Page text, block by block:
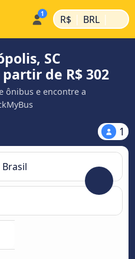
R$ | BRL |
SC
de R$ 302
ônibus e encontre a
1